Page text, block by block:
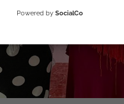
Powered by SocialCo